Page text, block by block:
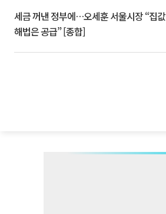
세금 꺼낸 정부에…오세훈 서울시장 “집값
해법은 공급” [종합]